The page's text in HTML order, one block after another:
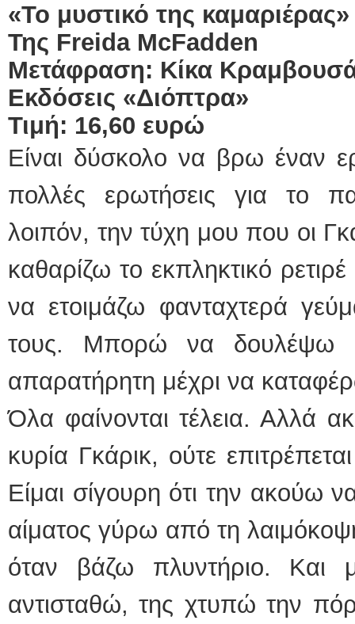
«Το μυστικό της καμαριέρας»
Της Freida McFadden
Μετάφραση: Κίκα
Εκδόσεις «Διόπτρα»
Τιμή: 16,60 ευρώ
Είναι δύσκολο να βρω έναν
πολλές ερωτήσεις για το
λοιπόν, την τύχη μου που οι
καθαρίζω το εκπληκτικό
να ετοιμάζω φανταχτερά
τους. Μπορώ να δουλέψω
απαρατήρητη μέχρι να
Όλα φαίνονται τέλεια. Αλλά
κυρία Γκάρικ, ούτε
Είμαι σίγουρη ότι την ακούω
αίματος γύρω από τη
όταν βάζω πλυντήριο.
αντισταθώ, της χτυπώ την